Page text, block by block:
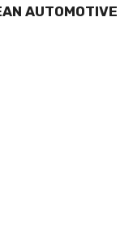
AUTOMOTIVE